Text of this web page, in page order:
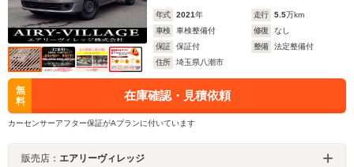
年式 2021年 走行 5.5万km
車検
車検整備付 修復
なし
保証
保証付 整備
法定整備付
住所
埼玉県八潮市
無
料
在庫確認・見積依頼
カーセンサーアフター保証がAプランに付いています
販売店： エアリーヴィレッジ